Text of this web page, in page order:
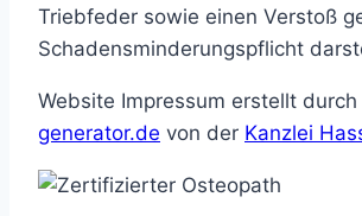
Triebfeder sowie einen Verstoß
Schadensminderungspflicht
Website Impressum erstellt durch
generator.de von der Kanzlei